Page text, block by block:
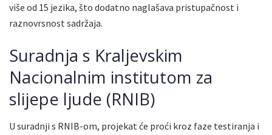
više od 15 jezika, što dodatno naglašava pristupačnost i
raznovrsnost sadržaja.
Suradnja s Kraljevskim
Nacionalnim institutom za
slijepe ljude (RNIB)
U suradnji s RNIB-om, projekat će proći kroz faze testiranja i